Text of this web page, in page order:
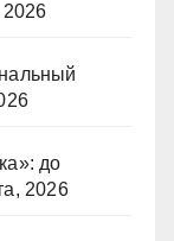
2026
до
2026